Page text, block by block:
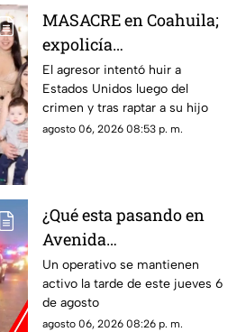
MASACRE en Coahuila;
expolicía
estadounidense atacó a
la familia de su
expareja mexicana
luego de que le
familiar
El agresor intentó huir a
Estados Unidos luego del
crimen y tras raptar a su hijo
agosto 06, 2026 08:53 p. m.
¿Qué esta pasando en
Avenida
Aguascalientes?
Reportan persecución y
accidente vehicular
Un operativo se mantienen
activo la tarde de este jueves 6
de agosto
agosto 06, 2026 08:26 p. m.